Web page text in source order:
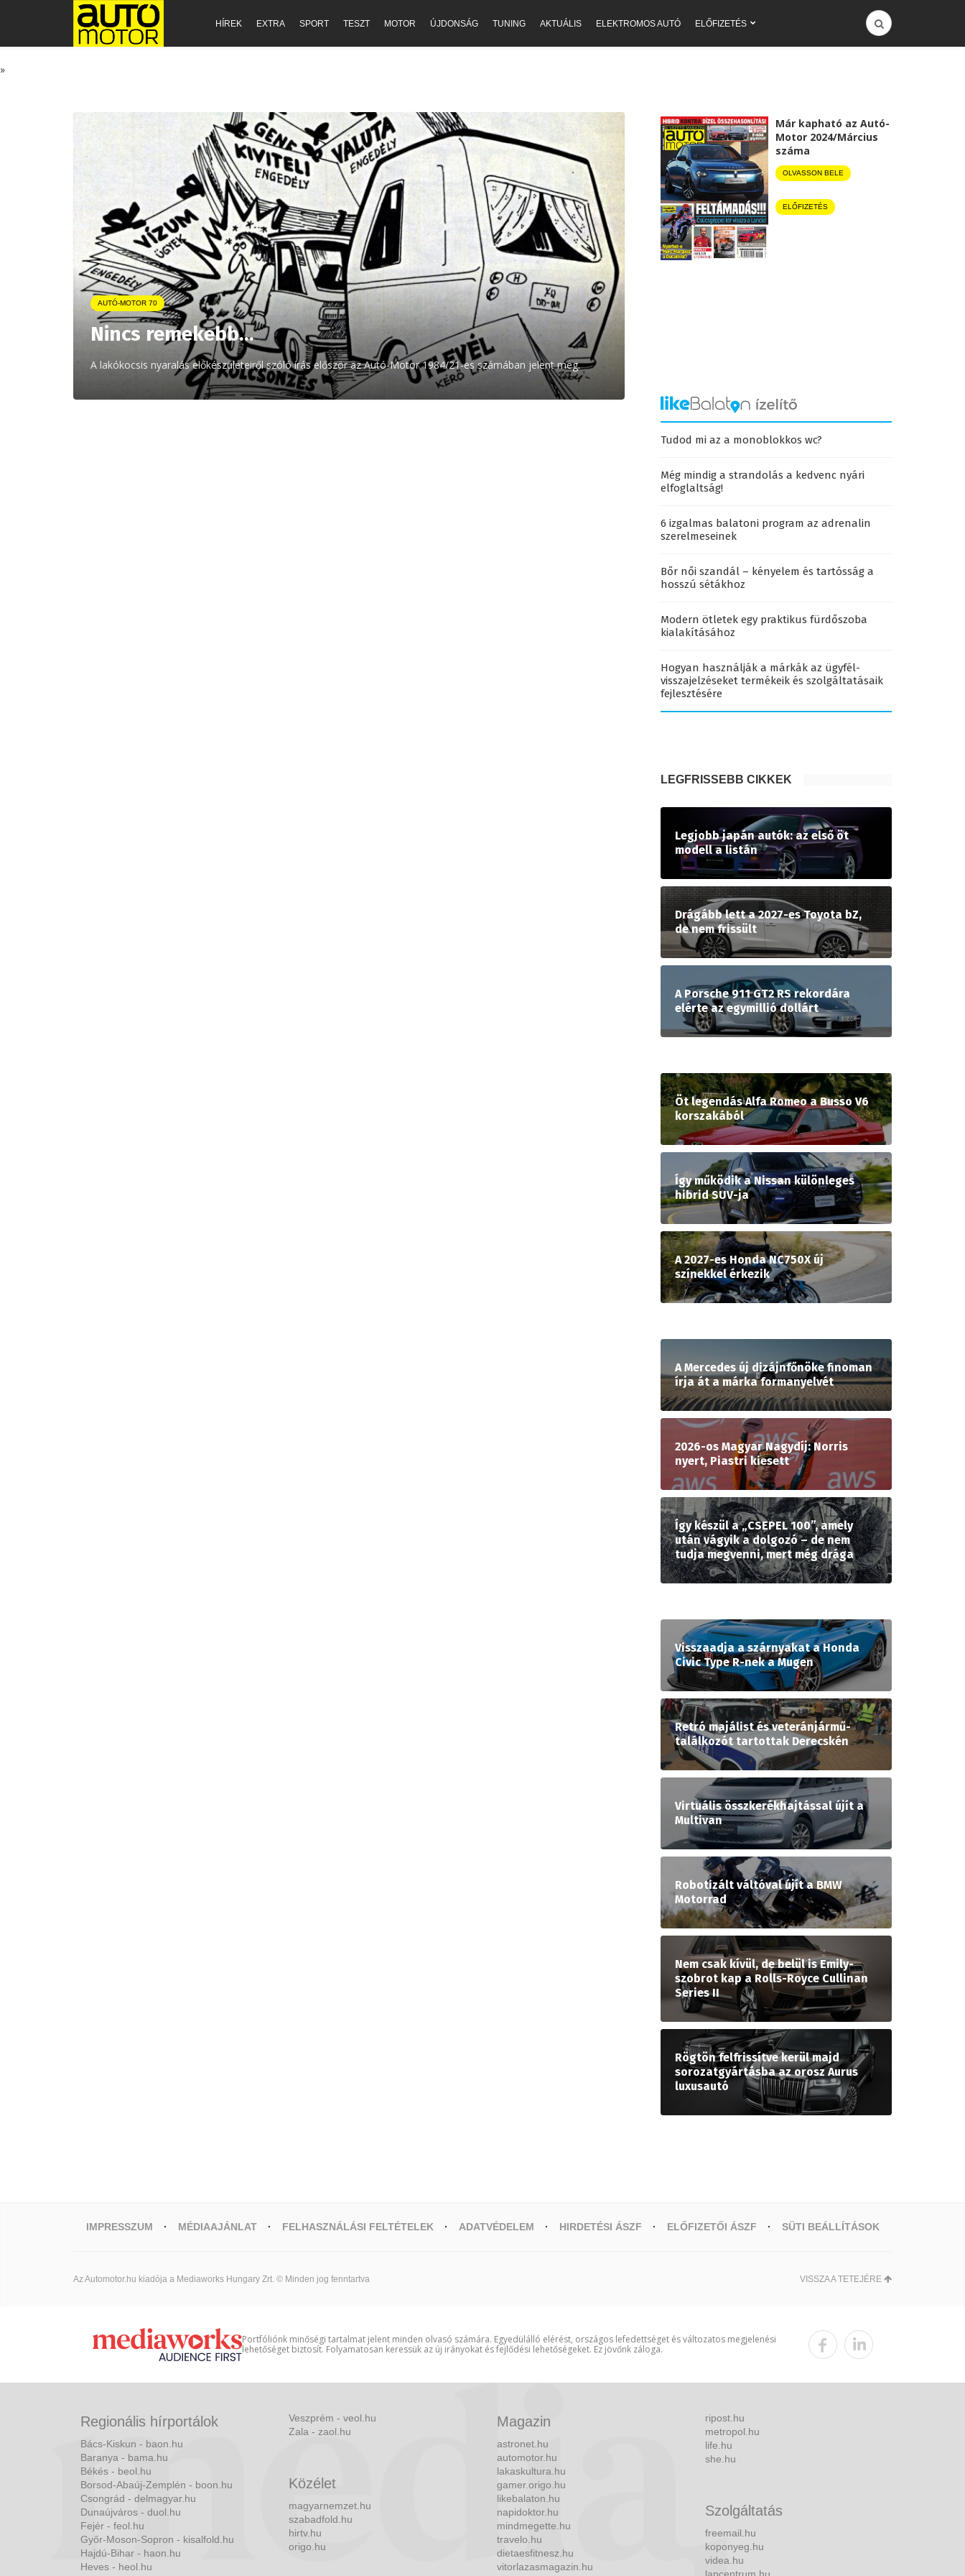
HÍREK EXTRA SPORT TESZT MOTOR ÚJDONSÁG TUNING AKTUÁLIS ELEKTROMOS AUTÓ ELŐFIZETÉS
»
AUTÓ-MOTOR 70
Nincs remekebb…
A lakókocsis nyaralás előkészületeiről szóló írás először az Autó-Motor 1984/21-es számában jelent meg.
Már kapható az Autó-
Motor 2024/Március
száma
OLVASSON BELE
ELŐFIZETÉS
Tudod mi az a monoblokkos wc?
Még mindig a strandolás a kedvenc nyári
elfoglaltság!
6 izgalmas balatoni program az adrenalin
szerelmeseinek
Bőr női szandál – kényelem és tartósság a
hosszú sétákhoz
Modern ötletek egy praktikus fürdőszoba
kialakításához
Hogyan használják a márkák az ügyfél-
visszajelzéseket termékeik és szolgáltatásaik
fejlesztésére
LEGFRISSEBB CIKKEK
Legjobb japán autók: az első öt
modell a listán
Drágább lett a 2027-es Toyota bZ,
de nem frissült
A Porsche 911 GT2 RS rekordára
elérte az egymillió dollárt
Öt legendás Alfa Romeo a Busso V6
korszakából
Így működik a Nissan különleges
hibrid SUV-ja
A 2027-es Honda NC750X új
színekkel érkezik
A Mercedes új dizájnfőnöke finoman
írja át a márka formanyelvét
2026-os Magyar Nagydíj: Norris
nyert, Piastri kiesett
Így készül a „CSEPEL 100”, amely
után vágyik a dolgozó – de nem
tudja megvenni, mert még drága
Visszaadja a szárnyakat a Honda
Civic Type R-nek a Mugen
Retró majálist és veteránjármű-
találkozót tartottak Derecskén
Virtuális összkerékhajtással újít a
Multivan
Robotizált váltóval újít a BMW
Motorrad
Nem csak kívül, de belül is Emily-
szobrot kap a Rolls-Royce Cullinan
Series II
Rögtön felfrissítve kerül majd
sorozatgyártásba az orosz Aurus
luxusautó
IMPRESSZUM MÉDIAAJÁNLAT FELHASZNÁLÁSI FELTÉTELEK ADATVÉDELEM HIRDETÉSI ÁSZF ELŐFIZETŐI ÁSZF SÜTI BEÁLLÍTÁSOK
Az Automotor.hu kiadója a Mediaworks Hungary Zrt. © Minden jog fenntartva VISSZA A TETEJÉRE
Portfóliónk minőségi tartalmat jelent minden olvasó számára. Egyedülálló elérést, országos lefedettséget és változatos megjelenési
lehetőséget biztosít. Folyamatosan keressük az új irányokat és fejlődési lehetőségeket. Ez jövőnk záloga.
Regionális hírportálok
Bács-Kiskun - baon.hu
Baranya - bama.hu
Békés - beol.hu
Borsod-Abaúj-Zemplén - boon.hu
Csongrád - delmagyar.hu
Dunaújváros - duol.hu
Fejér - feol.hu
Győr-Moson-Sopron - kisalfold.hu
Hajdú-Bihar - haon.hu
Heves - heol.hu
Veszprém - veol.hu
Zala - zaol.hu
Közélet
magyarnemzet.hu
szabadfold.hu
hirtv.hu
origo.hu
Magazin
astronet.hu
automotor.hu
lakaskultura.hu
gamer.origo.hu
likebalaton.hu
napidoktor.hu
mindmegette.hu
travelo.hu
dietaesfitnesz.hu
vitorlazasmagazin.hu
ripost.hu
metropol.hu
life.hu
she.hu
Szolgáltatás
freemail.hu
koponyeg.hu
videa.hu